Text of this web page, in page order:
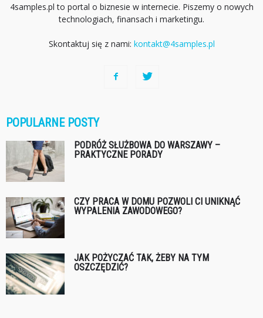
4samples.pl to portal o biznesie w internecie. Piszemy o nowych
technologiach, finansach i marketingu.
Skontaktuj się z nami: kontakt@4samples.pl
POPULARNE POSTY
PODRÓŻ SŁUŻBOWA DO WARSZAWY –
PRAKTYCZNE PORADY
CZY PRACA W DOMU POZWOLI CI UNIKNĄĆ
WYPALENIA ZAWODOWEGO?
JAK POŻYCZAĆ TAK, ŻEBY NA TYM
OSZCZĘDZIĆ?